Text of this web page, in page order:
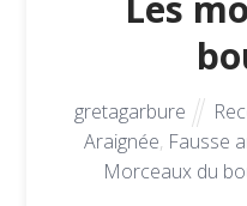
gretagarbure
Araignée, Fausse
Morceaux du